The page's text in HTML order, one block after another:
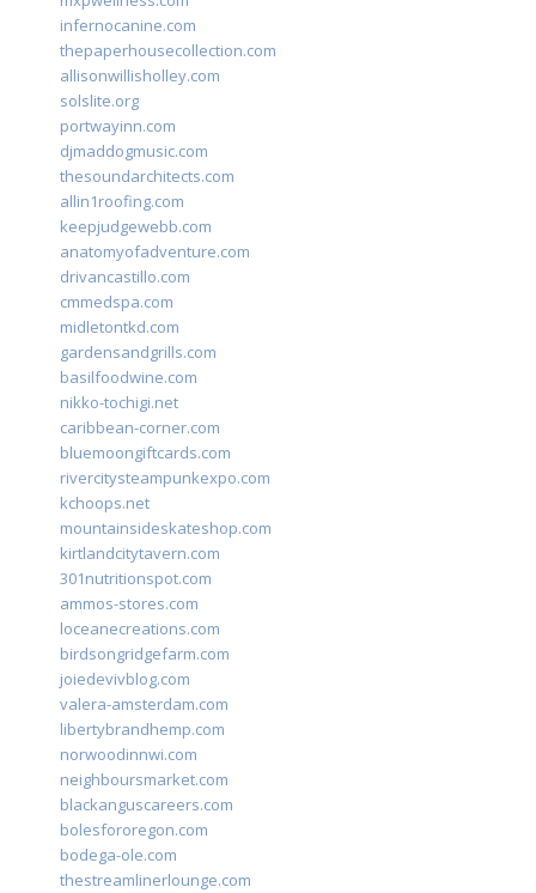
infernocanine.com
thepaperhousecollection.com
allisonwillisholley.com
solslite.org
portwayinn.com
djmaddogmusic.com
thesoundarchitects.com
allin1roofing.com
keepjudgewebb.com
anatomyofadventure.com
drivancastillo.com
cmmedspa.com
midletontkd.com
gardensandgrills.com
basilfoodwine.com
nikko-tochigi.net
caribbean-corner.com
bluemoongiftcards.com
rivercitysteampunkexpo.com
kchoops.net
mountainsideskateshop.com
kirtlandcitytavern.com
301nutritionspot.com
ammos-stores.com
loceanecreations.com
birdsongridgefarm.com
joiedevivblog.com
valera-amsterdam.com
libertybrandhemp.com
norwoodinnwi.com
neighboursmarket.com
blackanguscareers.com
bolesfororegon.com
bodega-ole.com
thestreamlinerlounge.com